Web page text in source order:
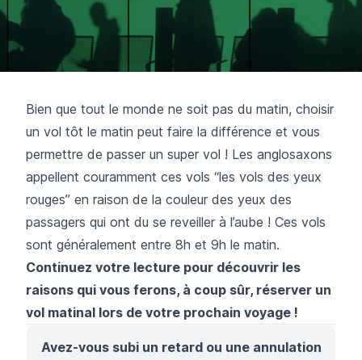
Bien que tout le monde ne soit pas du matin, choisir
un vol tôt le matin peut faire la différence et vous
permettre de passer un super vol ! Les anglosaxons
appellent couramment ces vols “les vols des yeux
rouges” en raison de la couleur des yeux des
passagers qui ont du se reveiller à l’aube ! Ces vols
sont généralement entre 8h et 9h le matin.
Continuez votre lecture pour découvrir les
raisons qui vous ferons, à coup sûr, réserver un
vol matinal lors de votre prochain voyage !
Avez-vous subi un retard ou une annulation